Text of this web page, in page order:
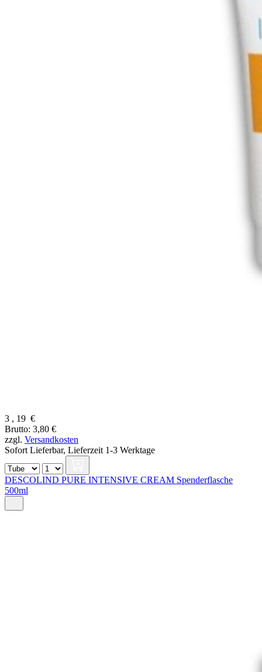
3 , 19 €
Brutto: 3,80 €
zzgl. Versandkosten
Sofort Lieferbar, Lieferzeit 1-3 Werktage
DESCOLIND PURE INTENSIVE CREAM Spenderflasche
500ml